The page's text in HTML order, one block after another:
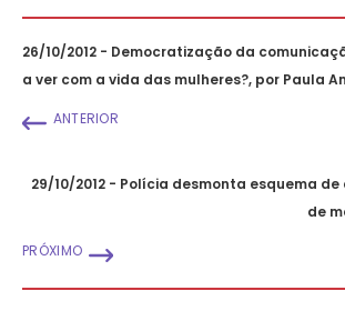
26/10/2012 - Democratização da
a ver com a vida das mulheres?, por Paula
ANTERIOR
29/10/2012 - Polícia desmonta esquema
de
PRÓXIMO